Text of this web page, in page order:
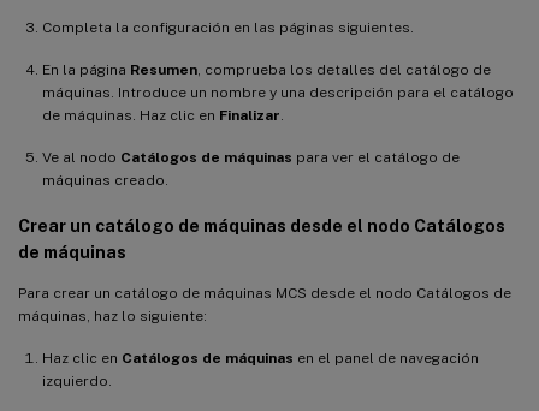
Completa la configuración en las páginas siguientes.
En la página Resumen , comprueba los detalles del catálogo de
máquinas. Introduce un nombre y una descripción para el catálogo
de máquinas. Haz clic en Finalizar
Ve al nodo Catálogos de máquinas para ver el catálogo de
máquinas creado.
Crear un catálogo de máquinas desde el nodo Catálogos
de máquinas
Para crear un catálogo de máquinas MCS desde el nodo Catálogos de
máquinas, haz lo siguiente:
Haz clic en Catálogos de máquinas en el panel de navegación
izquierdo.